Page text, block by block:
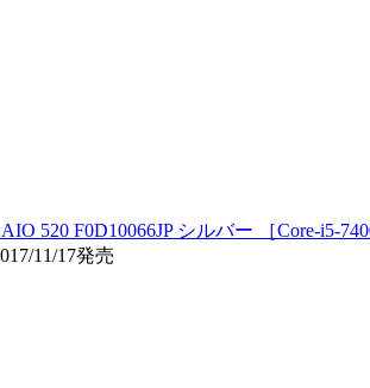
AIO 520 F0D10066JP シルバー ［Core-i5-
11/17発売